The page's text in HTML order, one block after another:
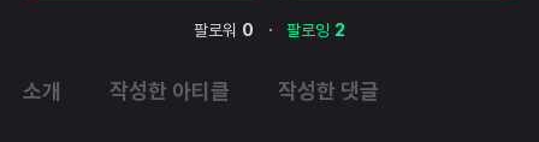
팔로워 0 ·팔로잉 2
소개 작성한 아티클 작성한 댓글